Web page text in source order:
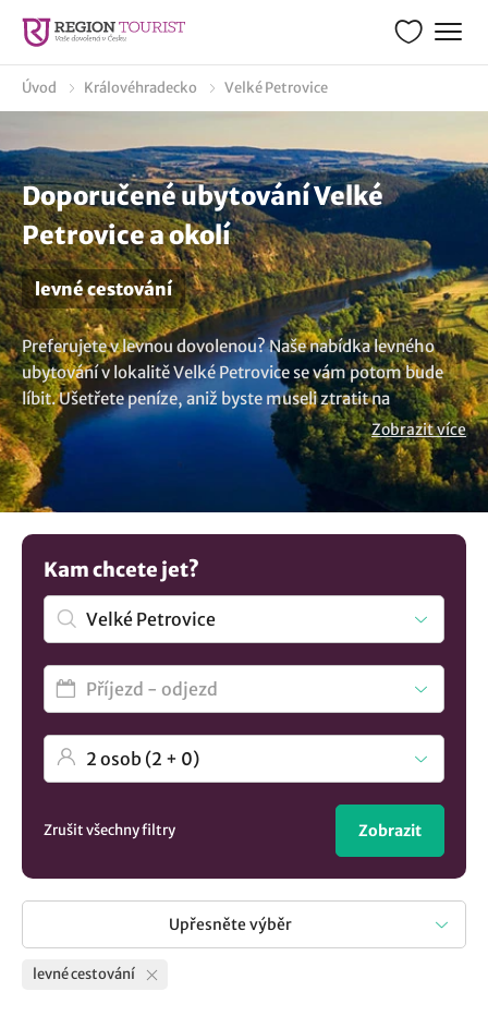
Úvod Královéhradecko Velké Petrovice
Doporučené ubytování Velké
Petrovice a okolí
levné cestování
Preferujete v levnou dovolenou? Naše nabídka levného
ubytování v lokalitě Velké Petrovice se vám potom bude
líbit. Ušetřete peníze, aniž byste museli ztratit na
komfortu. Vyberte si z nabídky, kde najdete levné hotely,
penziony, chaty a chalupy či apartmány a zažijte skvělou
dovolenou bez narušení vašeho rozpočtu. Užijte si pobyt
bez nadměrného utrácení! Máte jinou představu? V
nabídce máme více možnostíubytování v lokalitě Velké
Zobrazit více
Kam chcete jet?
Zrušit všechny filtry Zobrazit
Upřesněte výběr
levné cestování